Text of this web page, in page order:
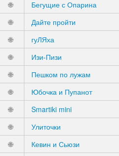
🌐
Бегущие с Опарина
🌐
Дайте пройти
🌐
гуЛЯха
🌐
Изи-Пизи
🌐
Пешком по лужам
🌐
Юбочка и Пупанот
🌐
Smartiki mini
🌐
Улиточки
🌐
Кевин и Сьюзи